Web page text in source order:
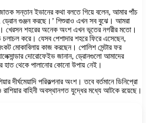
সন্তান ইভানের কথা বলতে গিয়ে বলেন, আমার পাঁচ
ড্রোন গুঞ্জন করছে।’ শিশুরাও এখন সব বুঝে। আমরা
খেরসন শহরের অনেক অংশ এখন ভূতের নগরীর মতো।
চলাচল করে। যেসব পেশাদার শহরে ফিরে এসেছেন,
মোকাবিলায় কাজ করছেন। পোলিশ সেন্টার ফর
দোরোফেইভ জানান, ড্রোনগুলো আমাদের
থেকে পালানোর কোনো উপায় নেই।
দীর্ঘমেয়াদি পরিকল্পনার অংশ। তবে বর্তমানে ডিনিপ্রো
বাহিনী অবস্থানগত যুদ্ধের মধ্যে আটকে রয়েছে।